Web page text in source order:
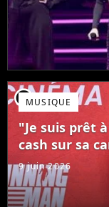
player2MUSIQUE
"Je suis prêt
cash sur sa
9 juin 2026